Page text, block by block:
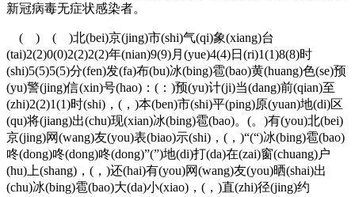
新冠病毒无症状感染者。
( ) ( )北(bei)京(jing)市(shi)气(qi)象(xiang)台
(tai)2(2)0(0)2(2)2(2)年(nian)9(9)月(yue)4(4)日(ri)1(1)8(8)时
(shi)5(5)5(5)分(fen)发(fa)布(bu)冰(bing)雹(bao)黄(huang)色(se)预
(yu)警(jing)信(xin)号(hao)：(：)预(yu)计(ji)当(dang)前(qian)至
(zhi)2(2)1(1)时(shi)，(，)本(ben)市(shi)平(ping)原(yuan)地(di)区
(qu)将(jiang)出(chu)现(xian)冰(bing)雹(bao)。(。)有(you)北(bei)
京(jing)网(wang)友(you)表(biao)示(shi)，(，)“(“)冰(bing)雹(bao)
咚(dong)咚(dong)咚(dong)”(”)地(di)打(da)在(zai)窗(chuang)户
(hu)上(shang)，(，)还(hai)有(you)网(wang)友(you)晒(shai)出
(chu)冰(bing)雹(bao)大(da)小(xiao)，(，)直(zhi)径(jing)约